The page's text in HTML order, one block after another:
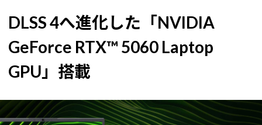
DLSS 4へ進化した「NVIDIA
GeForce RTX™ 5060 Laptop
GPU」搭載